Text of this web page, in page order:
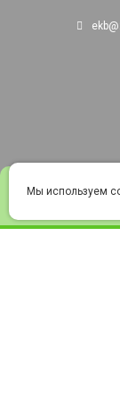
Войти
Мы используем